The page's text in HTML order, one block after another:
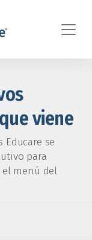
viene
Educare se
para
el menú del